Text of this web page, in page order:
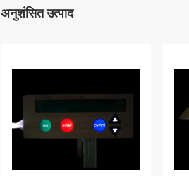
अनुशंसित उत्पाद